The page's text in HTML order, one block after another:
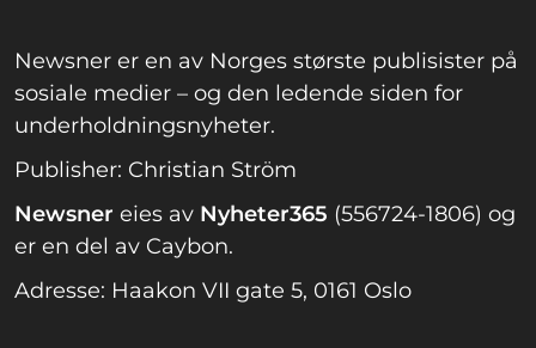
Newsner er en av Norges største publisister på
sosiale medier – og den ledende siden for
underholdningsnyheter.
Publisher: Christian Ström
Newsner eies av Nyheter365 (556724-1806) og
er en del av Caybon.
Adresse: Haakon VII gate 5, 0161 Oslo